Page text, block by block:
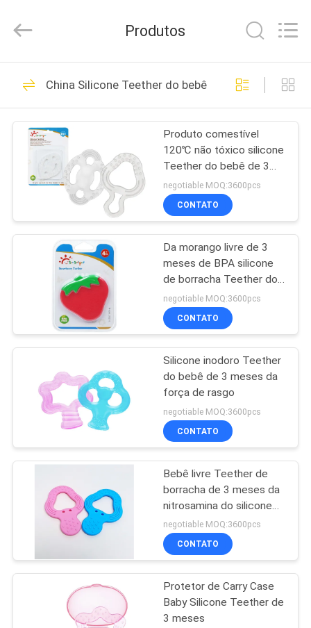
CASA
PRODUTOS
VÍDEOS
SOMOS
FÁBRICA
CONTROLE
DE
QUALIDADE
FALE
CONOSCO
TODOS
CASOS
SHOPPING
Sundelight
Infant
All
Reserved.
Garrafa de
alimentação recém-
nascida do bebê
47
Garrafas de bebê do
polipropileno
50
Garrafa do bocal do
bebê
17
Garrafas de
alimentação de
vidro do bebê
Produtos
China Silicone Teether do bebê
Produto comestível
120℃ não tóxico silicone
Teether do bebê de 3
meses
negotiable MOQ:3600pcs
CONTATO
Da morango livre de 3
meses de BPA silicone
de borracha Teether do
bebê
negotiable MOQ:3600pcs
CONTATO
Silicone inodoro Teether
do bebê de 3 meses da
força de rasgo
negotiable MOQ:3600pcs
CONTATO
Bebê livre Teether de
borracha de 3 meses da
nitrosamina do silicone
da morango
negotiable MOQ:3600pcs
CONTATO
Protetor de Carry Case
Baby Silicone Teether de
3 meses